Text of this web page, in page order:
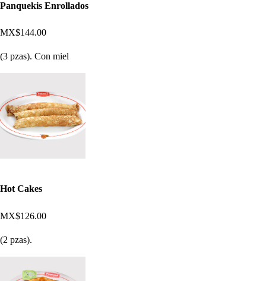
Panquekis Enrollados
MX$144.00
(3 pzas). Con miel
Hot Cakes
MX$126.00
(2 pzas).